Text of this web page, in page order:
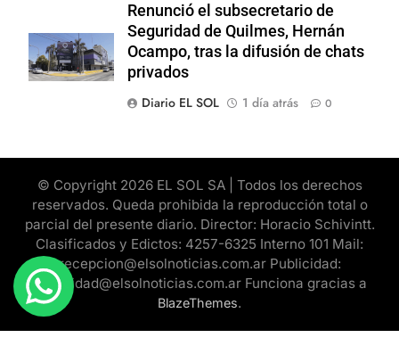
Renunció el subsecretario de
Seguridad de Quilmes, Hernán
Ocampo, tras la difusión de chats
privados
Diario EL SOL
1 día atrás 0
© Copyright 2026 EL SOL SA | Todos los derechos
reservados. Queda prohibida la reproducción total o
parcial del presente diario. Director: Horacio Schivintt.
Clasificados y Edictos: 4257-6325 Interno 101 Mail:
recepcion@elsolnoticias.com.ar Publicidad:
publicidad@elsolnoticias.com.ar Funciona gracias a
BlazeThemes.